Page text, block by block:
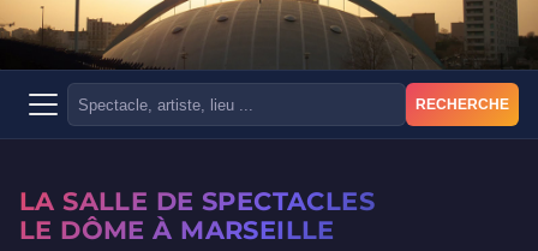
RECHERCHE
LA SALLE DE SPECTACLES
LE DÔME À MARSEILLE